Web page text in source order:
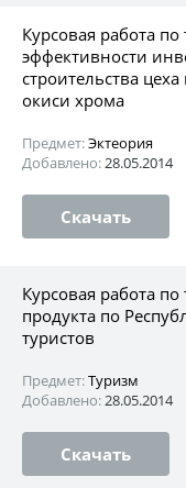
Курсовая работа
эффективности
строительства
окиси хрома
Предмет:Эктеория
Добавлено:28.05.2014
Скачать
Курсовая работа по
продукта по
туристов
Предмет:Туризм
Добавлено:28.05.2014
Скачать